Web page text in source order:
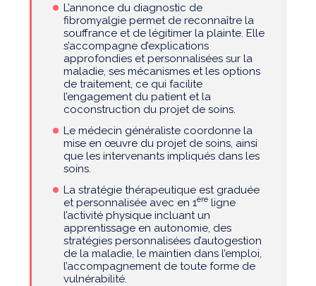
L’annonce du diagnostic de
fibromyalgie permet de reconnaître la
souffrance et de légitimer la plainte. Elle
s’accompagne d’explications
approfondies et personnalisées sur la
maladie, ses mécanismes et les options
de traitement, ce qui facilite
l’engagement du patient et la
coconstruction du projet de soins.
Le médecin généraliste coordonne la
mise en œuvre du projet de soins, ainsi
que les intervenants impliqués dans les
soins.
La stratégie thérapeutique est graduée
et personnalisée avec en 1ère ligne
l’activité physique incluant un
apprentissage en autonomie, des
stratégies personnalisées d’autogestion
de la maladie, le maintien dans l’emploi,
l’accompagnement de toute forme de
vulnérabilité.